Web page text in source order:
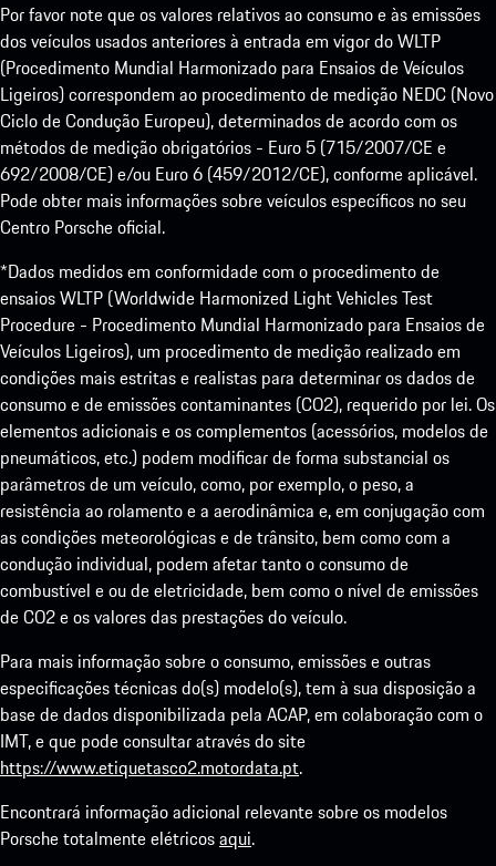
Por favor note que os valores relativos ao consumo e às emissões
dos veículos usados anteriores à entrada em vigor do WLTP
(Procedimento Mundial Harmonizado para Ensaios de Veículos
Ligeiros) correspondem ao procedimento de medição NEDC (Novo
Ciclo de Condução Europeu), determinados de acordo com os
métodos de medição obrigatórios - Euro 5 (715/2007/CE e
692/2008/CE) e/ou Euro 6 (459/2012/CE), conforme aplicável.
Pode obter mais informações sobre veículos específicos no seu
Centro Porsche oficial.
*Dados medidos em conformidade com o procedimento de
ensaios WLTP (Worldwide Harmonized Light Vehicles Test
Procedure - Procedimento Mundial Harmonizado para Ensaios de
Veículos Ligeiros), um procedimento de medição realizado em
condições mais estritas e realistas para determinar os dados de
consumo e de emissões contaminantes (CO2), requerido por lei. Os
elementos adicionais e os complementos (acessórios, modelos de
pneumáticos, etc.) podem modificar de forma substancial os
parâmetros de um veículo, como, por exemplo, o peso, a
resistência ao rolamento e a aerodinâmica e, em conjugação com
as condições meteorológicas e de trânsito, bem como com a
condução individual, podem afetar tanto o consumo de
combustível e ou de eletricidade, bem como o nível de emissões
de CO2 e os valores das prestações do veículo.
Para mais informação sobre o consumo, emissões e outras
especificações técnicas do(s) modelo(s), tem à sua disposição a
base de dados disponibilizada pela ACAP, em colaboração com o
IMT, e que pode consultar através do site
https://www.etiquetasco2.motordata.pt.
Encontrará informação adicional relevante sobre os modelos
Porsche totalmente elétricosaqui.